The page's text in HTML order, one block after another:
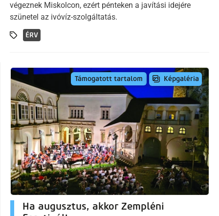
végeznek Miskolcon, ezért pénteken a javítási idejére
szünetel az ivóvíz-szolgáltatás.
ÉRV
Támogatott tartalom Képgaléria
Ha augusztus, akkor Zempléni